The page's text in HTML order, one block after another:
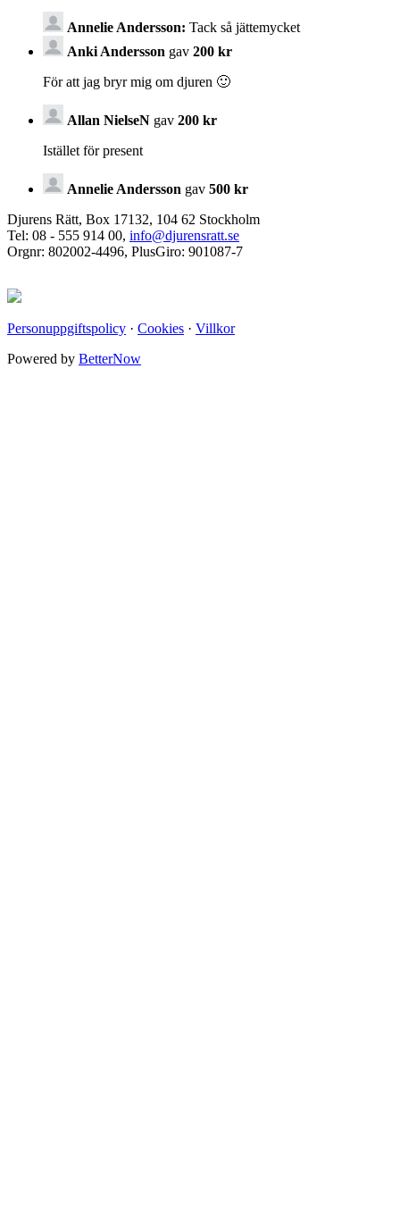
Annelie Andersson: Tack så jättemycket
Anki Andersson gav 200 kr
För att jag bryr mig om djuren 🙂
Allan NielseN gav 200 kr
Istället för present
Annelie Andersson gav 500 kr
Djurens Rätt, Box 17132, 104 62 Stockholm
Tel: 08 - 555 914 00, info@djurensratt.se
Orgnr: 802002-4496, PlusGiro: 901087-7
Personuppgiftspolicy · Cookies · Villkor
Powered by BetterNow